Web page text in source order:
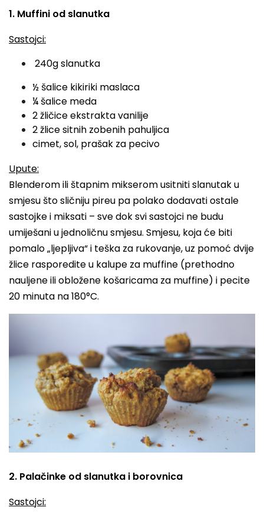
1. Muffini od slanutka
Sastojci:
240g slanutka
½ šalice kikiriki maslaca
¼ šalice meda
2 žličice ekstrakta vanilije
2 žlice sitnih zobenih pahuljica
cimet, sol, prašak za pecivo
Upute:
Blenderom ili štapnim mikserom usitniti slanutak u
smjesu što sličniju pireu pa polako dodavati ostale
sastojke i miksati – sve dok svi sastojci ne budu
umiješani u jednoličnu smjesu. Smjesu, koja će biti
pomalo „ljepljiva“ i teška za rukovanje, uz pomoć dvije
žlice rasporedite u kalupe za muffine (prethodno
nauljene ili obložene košaricama za muffine) i pecite
20 minuta na 180°C.
2. Palačinke od slanutka i borovnica
Sastojci: